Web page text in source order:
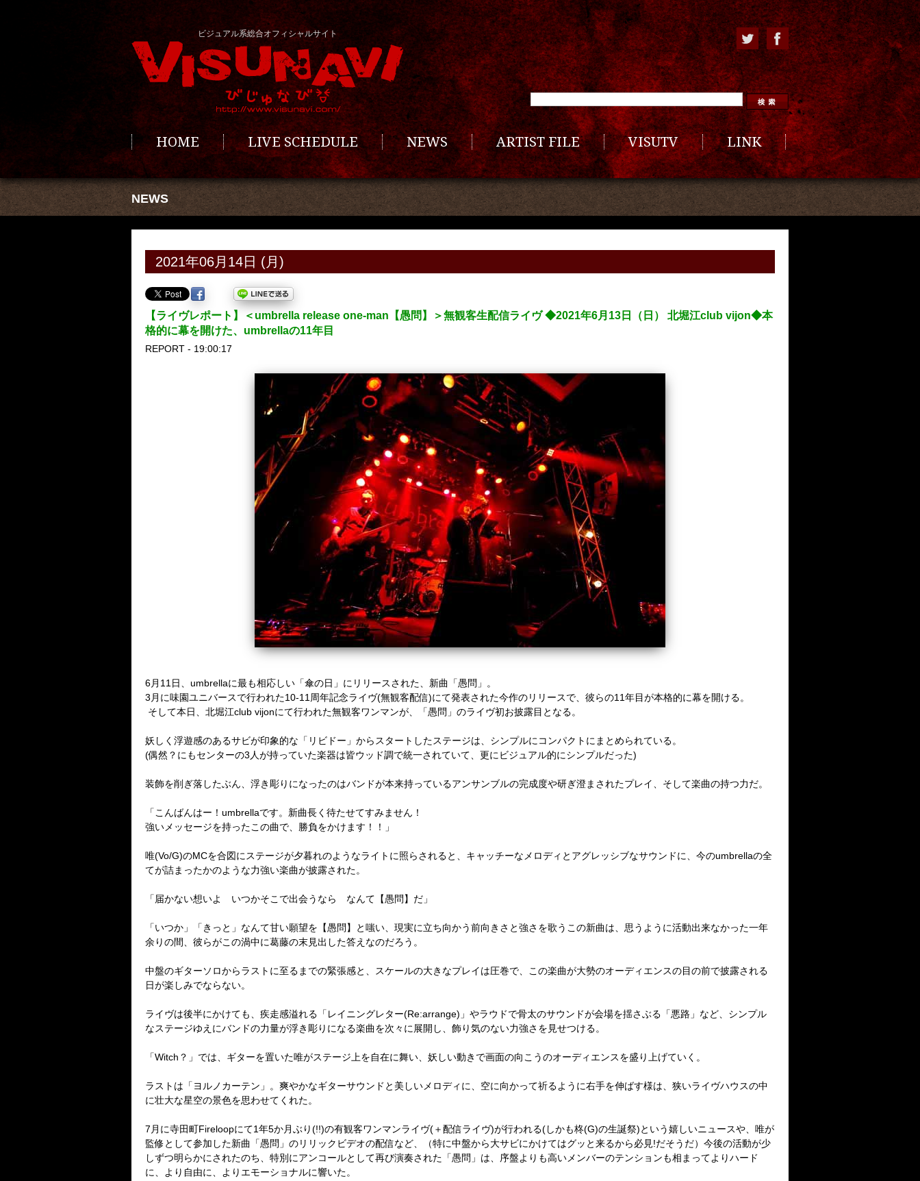
ビジュアル系総合オフィシャルサイト
HOME LIVE SCHEDULE NEWS ARTIST FILE VISUTV LINK
NEWS
2021年06月14日 (月)
【ライヴレポート】＜umbrella release one-man【愚問】＞無観客生配信ライヴ ◆2021年6月13日（日） 北堀江club vijon◆本
格的に幕を開けた、umbrellaの11年目
REPORT - 19:00:17
6月 11 日、 umbrellaに最も相応しい「傘の日」にリリースされた、新曲「愚問」。
3 月に味園ユニバースで行われた10-11 周年記念ライヴ(無観客配信)にて発表された今作のリリースで、 彼らの11年目が本格的に幕を開ける。
そして本日、北堀江club vijonにて行われた無観客ワンマンが、「愚問」のライヴ初お披露目となる。
妖しく浮遊感のあるサビが印象的な「リビドー」からスタートしたステージは、シンプルにコンパクトにまとめられている。
(偶然？にもセンターの3 人が持っていた楽器は皆ウッド調で統一されていて、更にビジュアル的にシンプルだった)
装飾を削ぎ落したぶん、浮き彫りになったのはバンドが本来持っているアンサンブルの完成度や研ぎ澄まされたプレイ、そして楽曲の持つ力だ。
「こんばんはー！ umbrellaです。新曲長く待たせてすみません！
強いメッセージを持ったこの曲で、勝負をかけます！！」
唯(Vo/G)のMCを合図にステージが夕暮れのようなライトに照らされると、 キャッチーなメロディとアグレッシブなサウンドに、今のumbrellaの全
てが詰まったかのような力強い楽曲が披露された。
「届かない想いよ いつかそこで出会うなら なんて【愚問】だ」
「いつか」「きっと」なんて甘い願望を【愚問】と嗤い、 現実に立ち向かう前向きさと強さを歌うこの新曲は、思うように活動出来なかった一年
余りの間、彼らがこの渦中に葛藤の末見出した答えなのだろう。
中盤のギターソロからラストに至るまでの緊張感と、スケールの大きなプレイは圧巻で、この楽曲が大勢のオーディエンスの目の前で披露される
日が楽しみでならない。
ライヴは後半にかけても、疾走感溢れる「レイニングレター(Re:arrange) 」やラウドで骨太のサウンドが会場を揺さぶる「悪路」など、シンプル
なステージゆえにバンドの力量が浮き彫りになる楽曲を次々に展開し、飾り気のない力強さを見せつける。
「Witch ？」では、ギターを置いた唯がステージ上を自在に舞い、 妖しい動きで画面の向こうのオーディエンスを盛り上げていく。
ラストは「ヨルノカーテン」。爽やかなギターサウンドと美しい メロディに、空に向かって祈るように右手を伸ばす様は、狭いライヴハウスの中
に壮大な星空の景色を思わせてくれた。
7 月に寺田町Fireloopにて1年5か月ぶり(!!)の有観客ワンマンライヴ(＋配信ライヴ)が行われる(しかも柊(G)の生誕祭)という嬉しいニュースや、 唯が
監修として参加した新曲「愚問」のリリックビデオの配信など、
（特に中盤から大サビにかけてはグッと来るから必見!だそうだ） 今後の活動が少
しずつ明らかにされたのち、特別にアンコールとして再び演奏された「愚問」は、序盤よりも高いメンバーのテンションも相まってよりハード
に、より自由に、よりエモーショナルに響いた。